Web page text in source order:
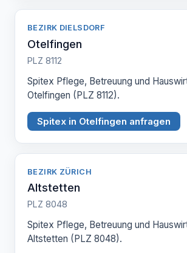
BEZIRK DIELSDORF
Otelfingen
PLZ 8112
Spitex Pflege, Betreuung und
Otelfingen (PLZ 8112).
Spitex in Otelfingen anfragen
BEZIRK ZÜRICH
Altstetten
PLZ 8048
Spitex Pflege, Betreuung und
Altstetten (PLZ 8048).